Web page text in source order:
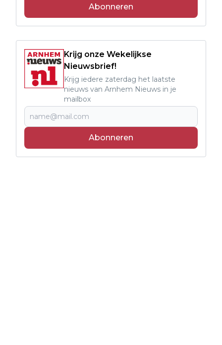
Abonneren
Krijg onze Wekelijkse
Nieuwsbrief!
Krijg iedere zaterdag het laatste
nieuws van Arnhem Nieuws in je
mailbox
Abonneren